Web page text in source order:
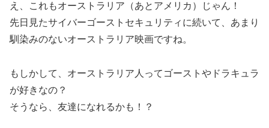
え、これもオーストラリア（あとアメリカ）じゃん！
先日見たサイバーゴーストセキュリティに続いて、あまり
馴染みのないオーストラリア映画ですね。
もしかして、オーストラリア人ってゴーストやドラキュラ
が好きなの？
そうなら、友達になれるかも！？